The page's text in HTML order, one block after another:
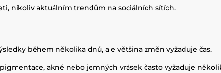
nikoliv aktuálním trendům na sociálních sítích.
během několika dnů, ale většina změn vyžaduje čas.
akné nebo jemných vrásek často vyžaduje